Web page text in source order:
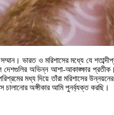
ভারত ও মরিশাসের মধ্যে যে
অভিন্ন আশা-আকাঙ্ক্ষার
মধ্য দিয়ে তাঁরা মরিশাসের
অঙ্গীকার আমি পুনর্ব্যক্ত করছি।